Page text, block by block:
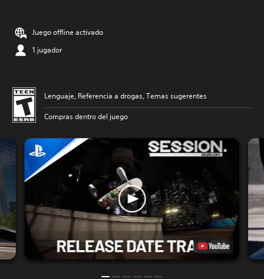
Juego offline activado
1 jugador
Lenguaje, Referencia a drogas, Temas sugerentes
Compras dentro del juego